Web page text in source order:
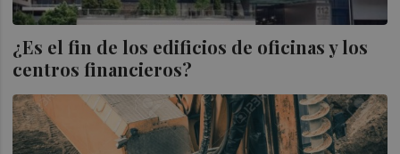
¿Es el fin de los edificios de oficinas y los
centros financieros?